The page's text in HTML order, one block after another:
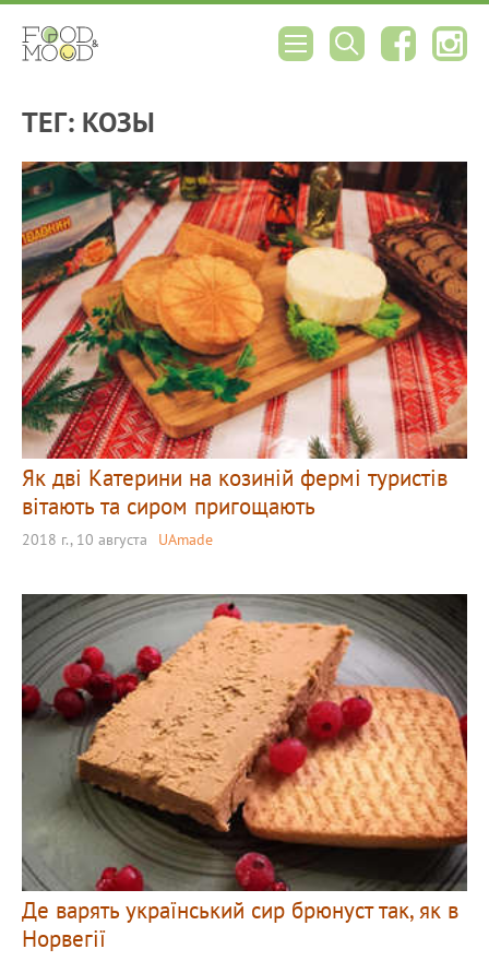
ТЕГ: КОЗЫ
Як дві Катерини на козиній фермі туристів
вітають та сиром пригощають
2018 г., 10 августа UAmade
Де варять український сир брюнуст так, як в
Норвегії